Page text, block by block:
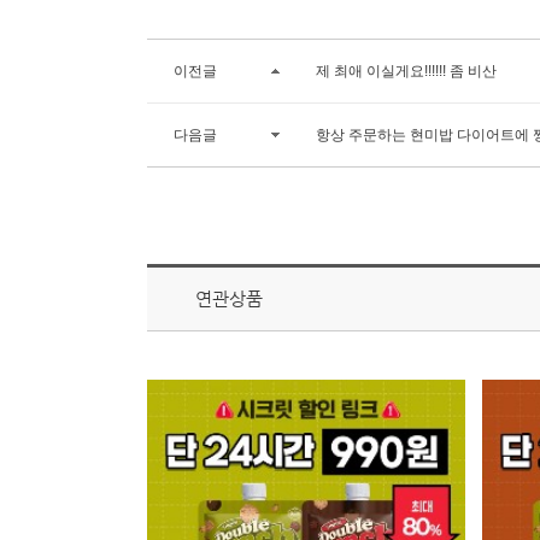
이전글 제 최애 이실게요!!!!!! 좀 비산
다음글 항상 주문하는 현미밥 다이어트에
연관상품